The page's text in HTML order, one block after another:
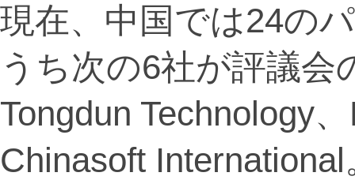
現在、中国では24の
うち次の6社が評議会
Tongdun Technology
Chinasoft International